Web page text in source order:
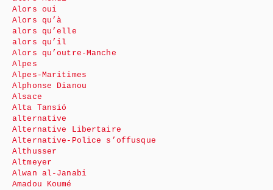
Alors oui
Alors qu’à
alors qu’elle
alors qu’il
Alors qu’outre-Manche
Alpes
Alpes-Maritimes
Alphonse Dianou
Alsace
Alta Tansió
alternative
Alternative Libertaire
Alternative-Police s’offusque
Althusser
Altmeyer
Alwan al-Janabi
Amadou Koumé